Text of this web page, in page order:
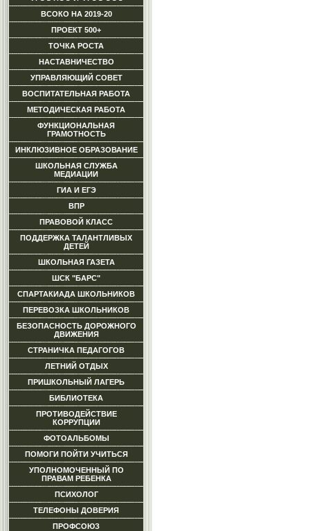
ВСОКО НА 2019-20
ПРОЕКТ 500+
ТОЧКА РОСТА
НАСТАВНИЧЕСТВО
УПРАВЛЯЮЩИЙ СОВЕТ
ВОСПИТАТЕЛЬНАЯ РАБОТА
МЕТОДИЧЕСКАЯ РАБОТА
ФУНКЦИОНАЛЬНАЯ
ГРАМОТНОСТЬ
ИНКЛЮЗИВНОЕ ОБРАЗОВАНИЕ
ШКОЛЬНАЯ СЛУЖБА
МЕДИАЦИИ
ГИА И ЕГЭ
ВПР
ПРАВОВОЙ КЛАСС
ПОДДЕРЖКА ТАЛАНТЛИВЫХ
ДЕТЕЙ
ШКОЛЬНАЯ ГАЗЕТА
ШСК "БАРС"
СПАРТАКИАДА ШКОЛЬНИКОВ
ПЕРЕВОЗКА ШКОЛЬНИКОВ
БЕЗОПАСНОСТЬ ДОРОЖНОГО
ДВИЖЕНИЯ
СТРАНИЧКА ПЕДАГОГОВ
ЛЕТНИЙ ОТДЫХ
ПРИШКОЛЬНЫЙ ЛАГЕРЬ
БИБЛИОТЕКА
ПРОТИВОДЕЙСТВИЕ
КОРРУПЦИИ
ФОТОАЛЬБОМЫ
ПОМОГИ ПОЙТИ УЧИТЬСЯ
УПОЛНОМОЧЕННЫЙ ПО
ПРАВАМ РЕБЕНКА
ПСИХОЛОГ
ТЕЛЕФОНЫ ДОВЕРИЯ
ПРОФСОЮЗ